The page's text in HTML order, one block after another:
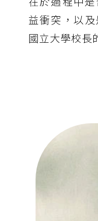
益衝突，以
國立大學校長